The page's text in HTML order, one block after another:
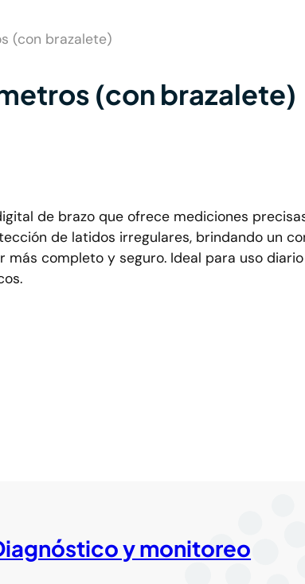
(con brazalete)
(con brazalete)
de brazo que ofrece mediciones
de latidos irregulares, brindando un
más completo y seguro. Ideal para uso
y monitoreo